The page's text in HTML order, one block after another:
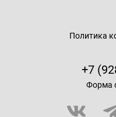
Политика
+7
Форма